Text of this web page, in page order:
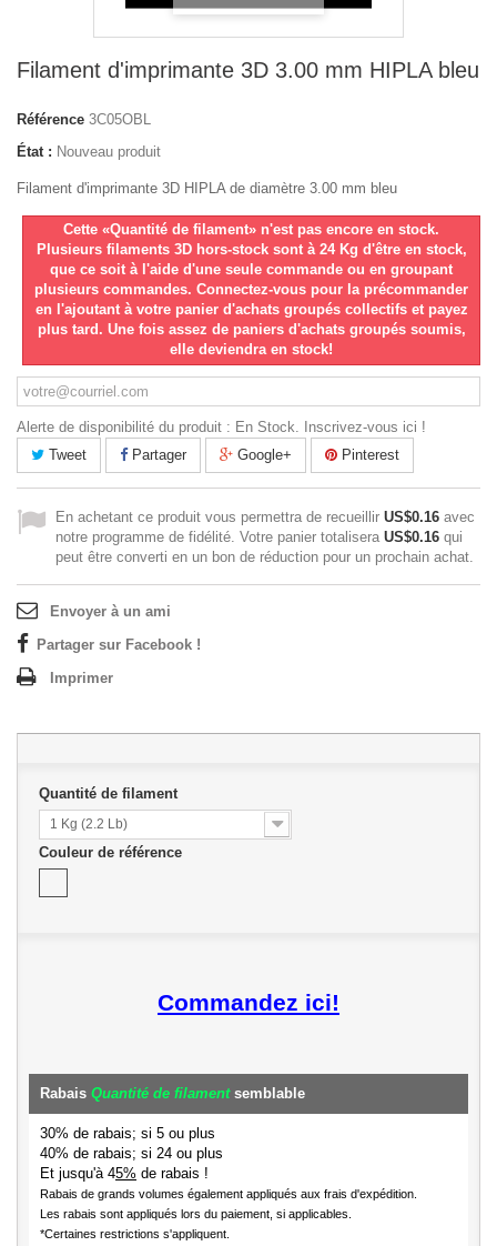
Filament d'imprimante 3D 3.00 mm HIPLA bleu
Référence 3C05OBL
État : Nouveau produit
Filament d'imprimante 3D HIPLA de diamètre 3.00 mm bleu
Cette «Quantité de filament» n'est pas encore en stock.
Plusieurs filaments 3D hors-stock sont à 24 Kg d'être en stock,
que ce soit à l'aide d'une seule commande ou en groupant
plusieurs commandes. Connectez-vous pour la précommander
en l'ajoutant à votre panier d'achats groupés collectifs et payez
plus tard. Une fois assez de paniers d'achats groupés soumis,
elle deviendra en stock!
Alerte de disponibilité du produit : En Stock. Inscrivez-vous ici !
Tweet
Partager Google+ Pinterest
En achetant ce produit vous permettra de recueillir US$0.16 avec
notre programme de fidélité. Votre panier totalisera US$0.16 qui
peut être converti en un bon de réduction pour un prochain achat.
Envoyer à un ami
Partager sur Facebook !
Imprimer
Quantité de filament
1 Kg (2.2 Lb)
Couleur de référence
Commandez ici!
Rabais Quantité de filamentsemblable
30% de rabais; si 5 ou plus
40% de rabais; si 24 ou plus
Et jusqu'à 45% de rabais !
Rabais de grands volumes également appliqués aux frais d'expédition.
Les rabais sont appliqués lors du paiement, si applicables.
*Certaines restrictions s'appliquent.